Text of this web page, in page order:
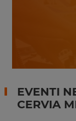
EVENTI
CERVIA